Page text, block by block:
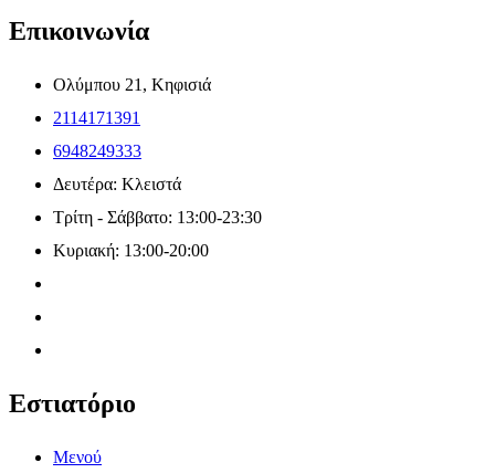
Επικοινωνία
Ολύμπου 21, Κηφισιά
2114171391
6948249333
Δευτέρα: Κλειστά
Τρίτη - Σάββατο: 13:00-23:30
Κυριακή: 13:00-20:00
Εστιατόριο
Μενού